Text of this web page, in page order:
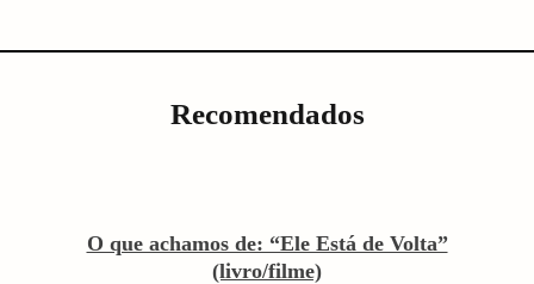
Recomendados
O que achamos de: “Ele Está de Volta”
(livro/filme)